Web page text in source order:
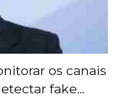
os canais
fake...